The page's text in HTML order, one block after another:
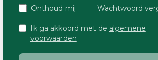
Onthoud mij Wachtwoord
Ik ga akkoord met de algemene
voorwaarden